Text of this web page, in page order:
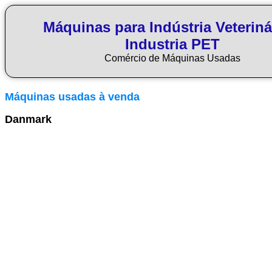
Máquinas para Indústria
Industria PET
Comércio de Máquinas Usadas
Máquinas usadas à venda
Danmark